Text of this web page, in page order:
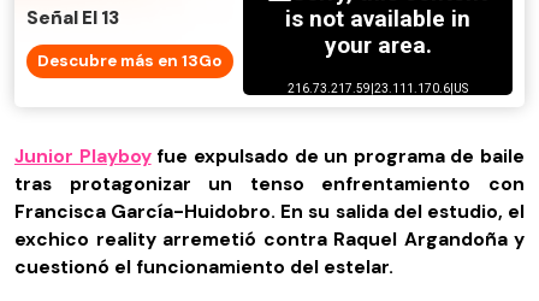
Señal El 13
Descubre más en 13Go
Junior Playboyfue expulsado de un programa de baile
tras protagonizar un tenso enfrentamiento con
Francisca García-Huidobro. En su salida del estudio, el
exchico reality arremetió contra Raquel Argandoña y
cuestionó el funcionamiento del estelar.